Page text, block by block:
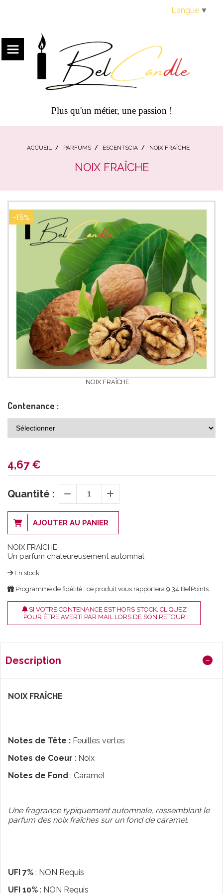
Plus qu'un métier, une passion !
ACCUEIL PARFUMS ESCENTSCIA NOIX FRAÎCHE
NOIX FRAÎCHE
-15%
NOIX FRAÎCHE
Contenance :
4,67€
Quantité :
AJOUTER AU PANIER
NOIX FRAÎCHE
Un parfum chaleureusement automnal
En stock
Programme de fidélité : ce produit vous rapportera 9.34 BelPoints.
SI VOTRE CONTENANCE EST HORS STOCK, CLIQUEZ
POUR ÊTRE AVERTI PAR MAIL LORS DE SON RETOUR
Description
NOIX FRAÎCHE
Notes de Tête : Feuilles vertes
Notes de Coeur : Noix
Notes de Fond : Caramel
Une fragrance typiquement automnale, rassemblant le
parfum des noix fraîches sur un fond de caramel.
UFI 7% : NON Requis
UFI 10% : NON Requis
Langue ▼